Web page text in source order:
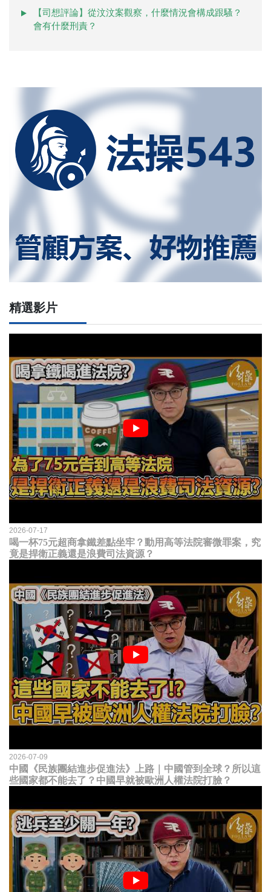
【司想評論】從汶汶案觀察，什麼情況會構成跟騷？
會有什麼刑責？
精選影片
2026-07-17
喝一杯75元超商拿鐵差點坐牢？動用高等法院審微罪案，究
竟是捍衛正義還是浪費司法資源？
2026-07-09
中國《民族團結進步促進法》上路｜中國管到全球？所以這
些國家都不能去了？中國早就被歐洲人權法院打臉？